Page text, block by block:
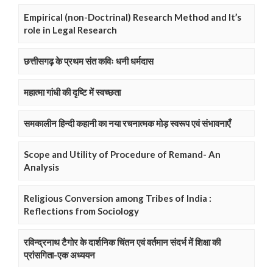
Empirical (non-Doctrinal) Research Method and It’s
role in Legal Research
छत्तीसगढ़ के प्रथम संत कविः धनी धर्मदास
महात्मा गांधी की दृष्टि में स्वच्छता
समकालीन हिन्दी कहानी का नया रचनात्मक मोड़ स्वरूप एवं संभावनाएँ
Scope and Utility of Procedure of Remand- An
Analysis
Religious Conversion among Tribes of India :
Reflections from Sociology
रविन्द्रनाथ टैगोर के दार्शनिक चिंतन एवं वर्तमान संदर्भ में शिक्षा की
प्रांसगिता-एक अध्ययन